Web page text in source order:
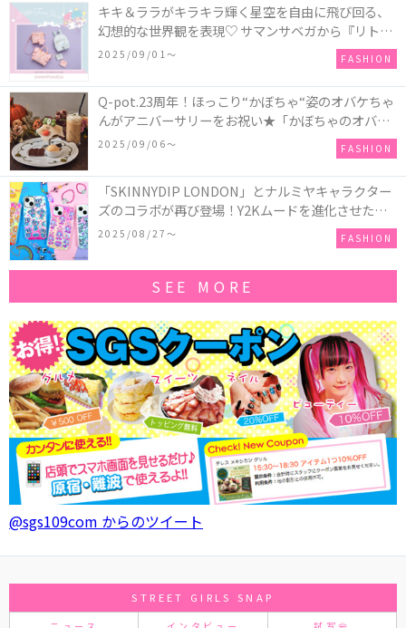
キキ＆ララがキラキラ輝く星空を自由に飛び回る、
幻想的な世界観を表現♡ サマンサベガから『リトル
ツインスターズ』50周年アニバーサリーイヤー』を
2025/09/01〜 FASHION
Q-pot.23周年！ほっこり“かぼちゃ“姿のオバケちゃ
んがアニバーサリーをお祝い★「かぼちゃのオバケ
ーキアクセサリー」が新発売！Q-pot CAFE.では
「かぼちゃのオバケーキプレート」も登場
2025/09/06〜 FASHION
「SKINNYDIP LONDON」とナルミヤキャラクター
ズのコラボが再び登場！Y2Kムードを進化させた新
作コレクションを発売♪
2025/08/27〜 FASHION
SEE MORE
@sgs109com からのツイート
STREET GIRLS SNAP